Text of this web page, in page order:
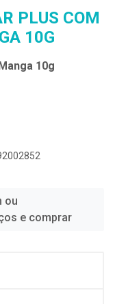
PLUS COM
10G
10g
ou
e comprar